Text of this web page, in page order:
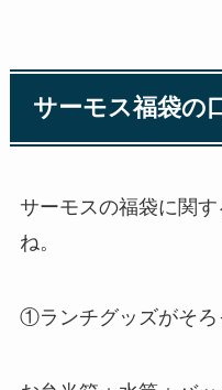
サーモス福袋の
サーモスの福袋に関
ね。
①ランチグッズがそろ